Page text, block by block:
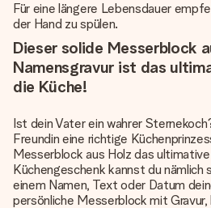
Für eine längere Lebensdauer
der Hand zu spülen.
Dieser solide Messerblock
Namensgravur ist das
die Küche!
Ist dein Vater ein wahrer
Freundin eine richtige
Messerblock aus Holz das
Küchengeschenk kannst du
einem Namen, Text oder Datum
persönliche Messerblock mit